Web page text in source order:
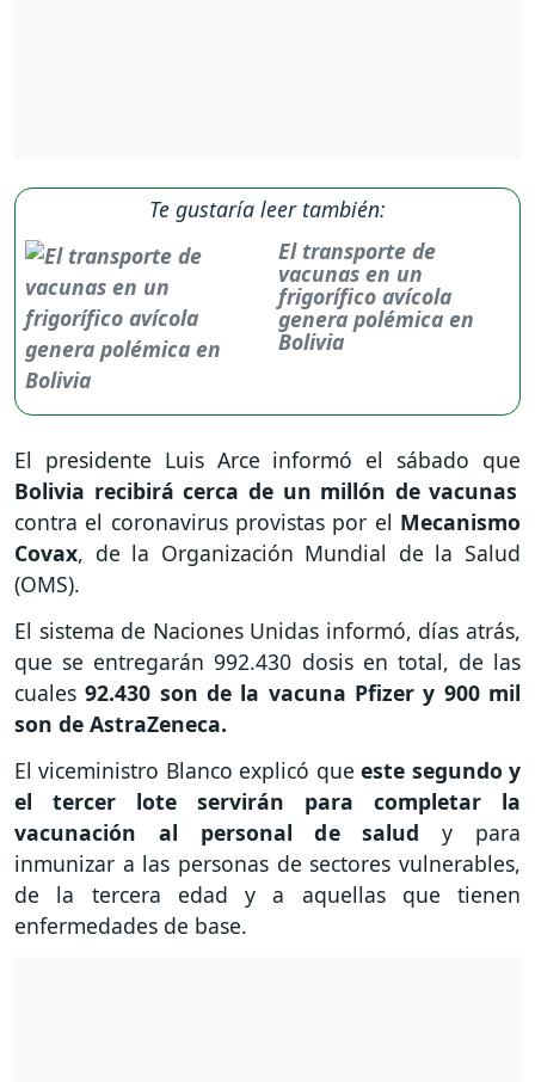
Te gustaría leer también:
El transporte de
vacunas en un
frigorífico avícola
genera polémica en
Bolivia
El presidente Luis Arce informó el sábado que
Bolivia recibirá cerca de un millón de vacunas
contra el coronavirus provistas por el Mecanismo
Covax, de la Organización Mundial de la Salud
(OMS).
El sistema de Naciones Unidas informó, días atrás,
que se entregarán 992.430 dosis en total, de las
cuales 92.430 son de la vacuna Pfizer y 900 mil
son de AstraZeneca.
El viceministro Blanco explicó queeste segundo y
el tercer lote servirán para completar la
vacunación al personal de salud y para
inmunizar a las personas de sectores vulnerables,
de la tercera edad y a aquellas que tienen
enfermedades de base.